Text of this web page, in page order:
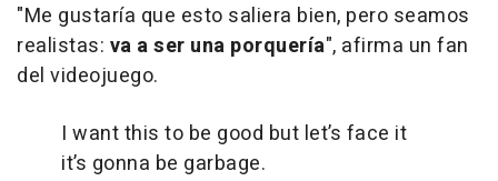
"Me gustaría que esto saliera bien, pero seamos
realistas: va a ser una porquería", afirma un fan
del videojuego.
I want this to be good but let’s face it
it’s gonna be garbage.